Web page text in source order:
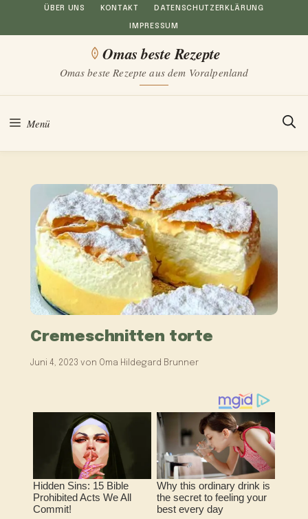
Inhalt
ÜBER UNS KONTAKT DATENSCHUTZERKLÄRUNG
IMPRESSUM
Omas beste Rezepte
Omas beste Rezepte aus dem Voralpenland
Menü
Cremeschnitten torte
Juni 4, 2023 von Oma Hildegard Brunner